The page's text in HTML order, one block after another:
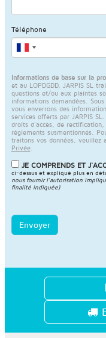
Téléphone
Informations de base sur la
et au LOPDGDD, JARPIS SL
questions et/ou aux plaintes
informations demandées.
vous enverrons des
services offerts par JARPIS
droits d'accès, de rectification,
règlements susmentionnés.
traitons vos données, veuillez
Privée.
JE COMPRENDS ET
ci-dessus et expliqué plus en
nous fournir l'autorisation
finalité indiquée)
Envoyer